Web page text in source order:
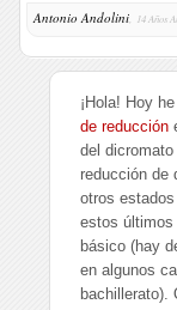
Antonio Andolini, 14 Años
¡Hola! Hoy
de reducción
del
reducción de
otros
estos últimos
básico (hay
en algunos
bachillerato).